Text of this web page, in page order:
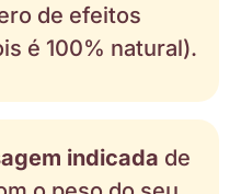
de efeitos
é 100% natural).
indicada de